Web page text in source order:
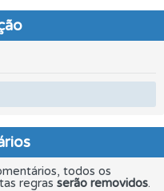
todos os
regras serão removidos.